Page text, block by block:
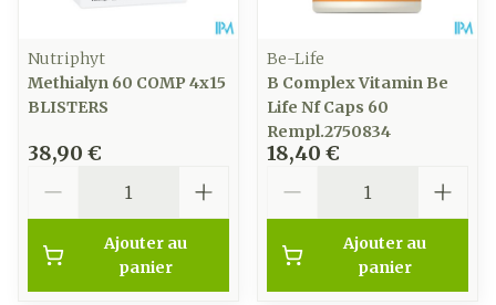
Nutriphyt
Methialyn 60 COMP 4x15
BLISTERS
38,90 €
Ajouter au
panier
Be-Life
B Complex Vitamin Be
Life Nf Caps 60
Rempl.2750834
18,40 €
Ajouter au
panier